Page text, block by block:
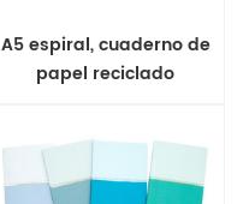
A5 espiral, cuaderno de
papel reciclado